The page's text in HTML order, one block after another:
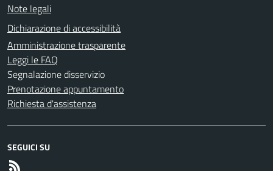
Note legali
Dichiarazione di accessibilità
Amministrazione trasparente
Leggi le FAQ
Segnalazione disservizio
Prenotazione appuntamento
Richiesta d'assistenza
SEGUICI SU